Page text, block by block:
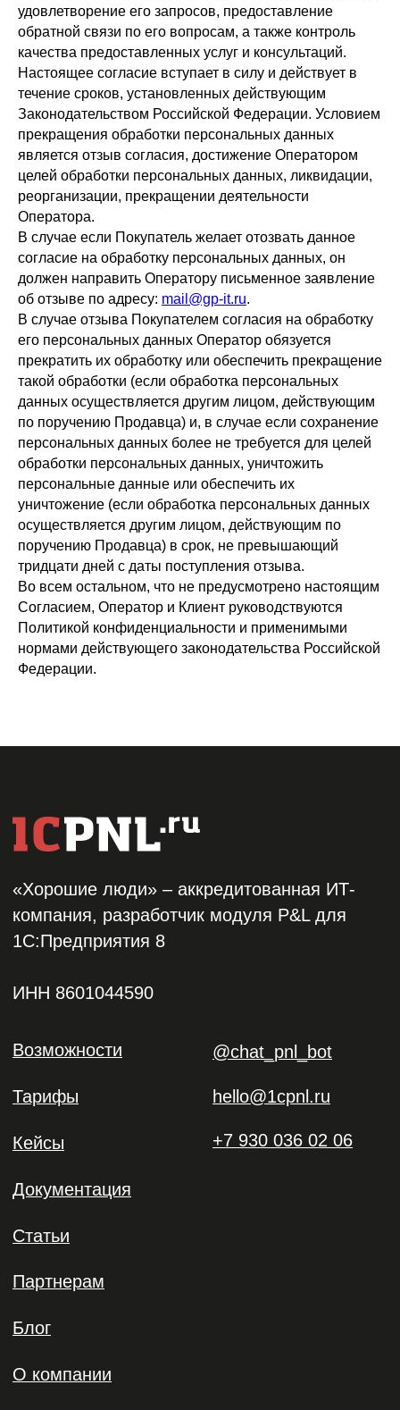
удовлетворение его запросов, предоставление
обратной связи по его вопросам, а также контроль
качества предоставленных услуг и консультаций.
Настоящее согласие вступает в силу и действует в
течение сроков, установленных действующим
Законодательством Российской Федерации. Условием
прекращения обработки персональных данных
является отзыв согласия, достижение Оператором
целей обработки персональных данных, ликвидации,
реорганизации, прекращении деятельности
Оператора.
В случае если Покупатель желает отозвать данное
согласие на обработку персональных данных, он
должен направить Оператору письменное заявление
об отзыве по адресу: mail@gp-it.ru.
В случае отзыва Покупателем согласия на обработку
его персональных данных Оператор обязуется
прекратить их обработку или обеспечить прекращение
такой обработки (если обработка персональных
данных осуществляется другим лицом, действующим
по поручению Продавца) и, в случае если сохранение
персональных данных более не требуется для целей
обработки персональных данных, уничтожить
персональные данные или обеспечить их
уничтожение (если обработка персональных данных
осуществляется другим лицом, действующим по
поручению Продавца) в срок, не превышающий
тридцати дней с даты поступления отзыва.
Во всем остальном, что не предусмотрено настоящим
Согласием, Оператор и Клиент руководствуются
Политикой конфиденциальности и применимыми
нормами действующего законодательства Российской
Федерации.
«Хорошие люди» – аккредитованная ИТ-
компания, разработчик модуля P&L для
1С:Предприятия 8
ИНН 8601044590
Возможности
Тарифы
Кейсы
Документация
Статьи
Блог
Партнерам
@chat_pnl_bot
+7 930 036 02 06
hello@1cpnl.ru
Согласие на обработку персональных данных
Политика конфиденциальности